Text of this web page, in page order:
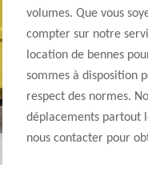
volumes. Que vous
compter sur notre
location de bennes
sommes à disposition
respect des normes.
déplacements partout
nous contacter pour